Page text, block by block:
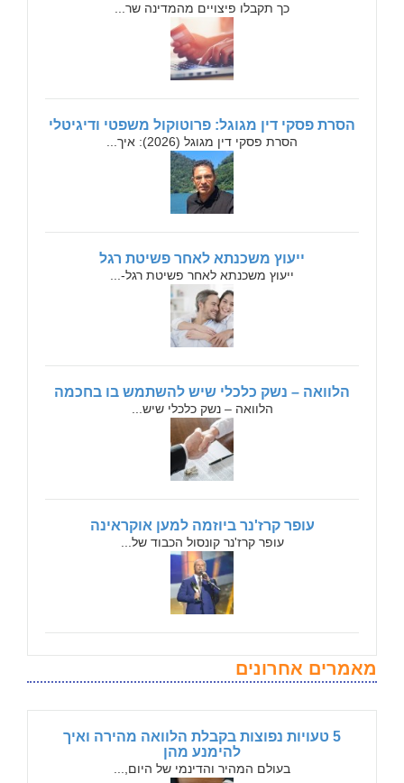
כך תקבלו פיצויים מהמדינה שר...
הסרת פסקי דין מגוגל: פרוטוקול משפטי ודיגיטלי
הסרת פסקי דין מגוגל (2026): איך...
ייעוץ משכנתא לאחר פשיטת רגל
ייעוץ משכנתא לאחר פשיטת רגל-...
הלוואה – נשק כלכלי שיש להשתמש בו בחכמה
הלוואה – נשק כלכלי שיש...
עופר קרז'נר ביוזמה למען אוקראינה
עופר קרז'נר קונסול הכבוד של...
מאמרים אחרונים
5 טעויות נפוצות בקבלת הלוואה מהירה ואיך
להימנע מהן
בעולם המהיר והדינמי של היום,...